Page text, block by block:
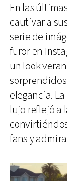
En las
cautivar a
serie de
furor en
un look
elegancia.
lujo reflejó a
fans y